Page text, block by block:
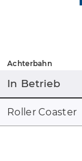
Achterbahn
In Betrieb
Roller Coaster